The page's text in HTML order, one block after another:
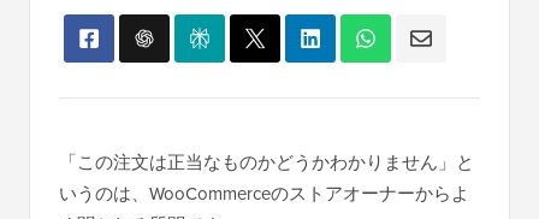
「この注文は正当なものかどうかわかりません」と
いうのは、WooCommerceのストアオーナーからよ